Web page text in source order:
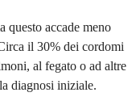
questo accade meno
il 30% dei cordomi
al fegato o ad altre
diagnosi iniziale.